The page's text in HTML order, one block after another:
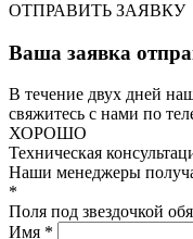
ОТПРАВИТЬ ЗАЯВКУ
Ваша заявка
В течение двух дней
свяжитесь с нами по
ХОРОШО
Техническая
Наши менеджеры
*
Поля под звездочкой
Имя *